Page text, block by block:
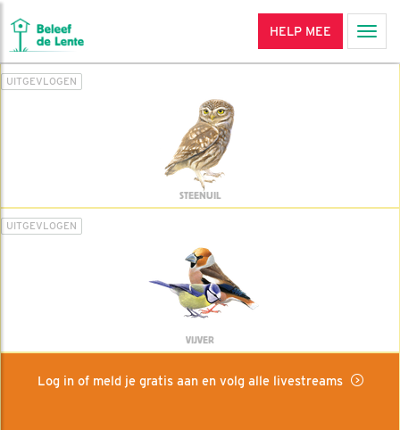
HELP MEE
UITGEVLOGEN
STEENUIL
UITGEVLOGEN
VIJVER
Log in of meld je gratis aan en volg alle livestreams